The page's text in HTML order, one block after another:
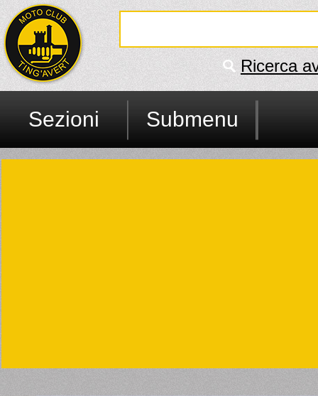
Ricerca
Sezioni Submenu